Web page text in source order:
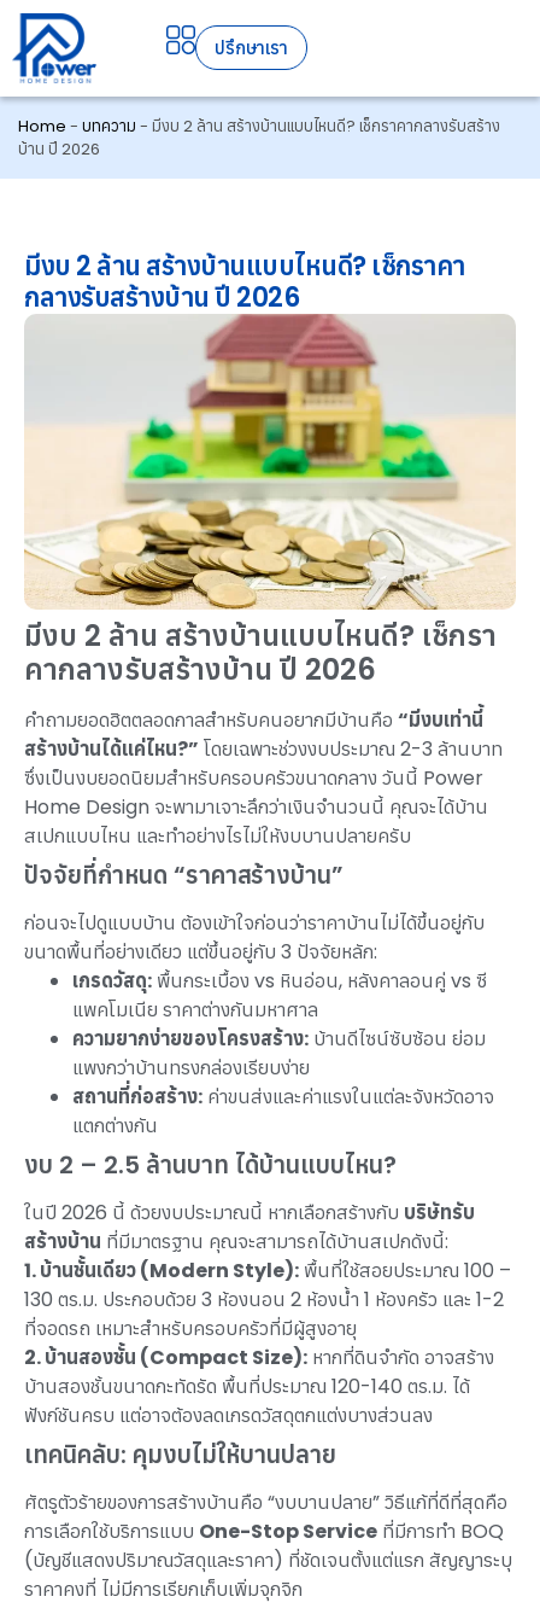
ปรึกษาเรา
Home - บทความ - มีงบ 2 ล้าน สร้างบ้านแบบไหนดี? เช็กราคากลางรับสร้าง
บ้าน ปี 2026
มีงบ 2 ล้าน สร้างบ้านแบบไหนดี? เช็กราคา
กลางรับสร้างบ้าน ปี 2026
มีงบ 2 ล้าน สร้างบ้านแบบไหนดี? เช็กรา
คากลางรับสร้างบ้าน ปี 2026
คำถามยอดฮิตตลอดกาลสำหรับคนอยากมีบ้านคือ “มีงบเท่านี้
สร้างบ้านได้แค่ไหน?” โดยเฉพาะช่วงงบประมาณ 2-3 ล้านบาท
ซึ่งเป็นงบยอดนิยมสำหรับครอบครัวขนาดกลาง วันนี้ Power
Home Design จะพามาเจาะลึกว่าเงินจำนวนนี้ คุณจะได้บ้าน
สเปกแบบไหน และทำอย่างไรไม่ให้งบบานปลายครับ
ปัจจัยที่กำหนด “ราคาสร้างบ้าน”
ก่อนจะไปดูแบบบ้าน ต้องเข้าใจก่อนว่าราคาบ้านไม่ได้ขึ้นอยู่กับ
ขนาดพื้นที่อย่างเดียว แต่ขึ้นอยู่กับ 3 ปัจจัยหลัก:
เกรดวัสดุ: พื้นกระเบื้อง vs หินอ่อน, หลังคาลอนคู่ vs ซี
แพคโมเนีย ราคาต่างกันมหาศาล
ความยากง่ายของโครงสร้าง: บ้านดีไซน์ซับซ้อน ย่อม
แพงกว่าบ้านทรงกล่องเรียบง่าย
สถานที่ก่อสร้าง: ค่าขนส่งและค่าแรงในแต่ละจังหวัดอาจ
แตกต่างกัน
งบ 2 – 2.5 ล้านบาท ได้บ้านแบบไหน?
ในปี 2026 นี้ ด้วยงบประมาณนี้ หากเลือกสร้างกับ บริษัทรับ
สร้างบ้าน ที่มีมาตรฐาน คุณจะสามารถได้บ้านสเปกดังนี้:
1. บ้านชั้นเดียว (Modern Style): พื้นที่ใช้สอยประมาณ 100 –
130 ตร.ม. ประกอบด้วย 3 ห้องนอน 2 ห้องน้ำ 1 ห้องครัว และ 1-2
ที่จอดรถ เหมาะสำหรับครอบครัวที่มีผู้สูงอายุ
2. บ้านสองชั้น (Compact Size): หากที่ดินจำกัด อาจสร้าง
บ้านสองชั้นขนาดกะทัดรัด พื้นที่ประมาณ 120-140 ตร.ม. ได้
ฟังก์ชันครบ แต่อาจต้องลดเกรดวัสดุตกแต่งบางส่วนลง
เทคนิคลับ: คุมงบไม่ให้บานปลาย
ศัตรูตัวร้ายของการสร้างบ้านคือ “งบบานปลาย” วิธีแก้ที่ดีที่สุดคือ
การเลือกใช้บริการแบบ One-Stop Service ที่มีการทำ BOQ
(บัญชีแสดงปริมาณวัสดุและราคา) ที่ชัดเจนตั้งแต่แรก สัญญาระบุ
ราคาคงที่ ไม่มีการเรียกเก็บเพิ่มจุกจิก